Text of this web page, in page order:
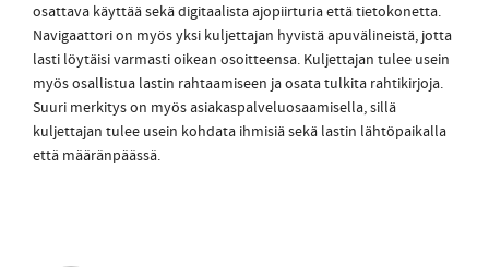
osattava käyttää sekä digitaalista ajopiirturia että tietokonetta.
Navigaattori on myös yksi kuljettajan hyvistä apuvälineistä, jotta
lasti löytäisi varmasti oikean osoitteensa. Kuljettajan tulee usein
myös osallistua lastin rahtaamiseen ja osata tulkita rahtikirjoja.
Suuri merkitys on myös asiakaspalveluosaamisella, sillä
kuljettajan tulee usein kohdata ihmisiä sekä lastin lähtöpaikalla
että määränpäässä.